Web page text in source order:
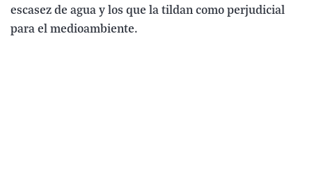
escasez de agua y los que la tildan como perjudicial
para el medioambiente.